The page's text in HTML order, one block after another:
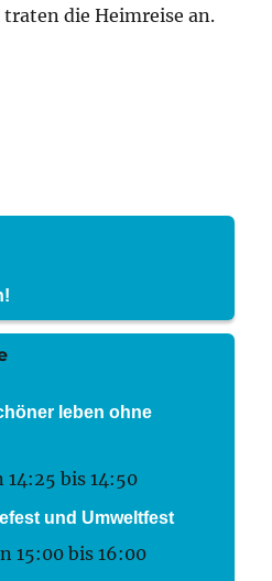
die Heimreise an.
leben ohne
14:25 bis14:50
und Umweltfest
15:00 bis16:00